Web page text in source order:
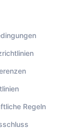
Regeln